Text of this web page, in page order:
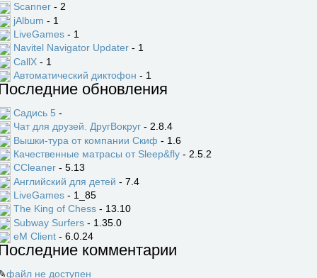
Scanner - 2
jAlbum - 1
LiveGames - 1
Navitel Navigator Updater - 1
CallX - 1
Автоматический диктофон - 1
обновления
Садись 5 -
Чат для друзей. ДругВокруг - 2.8.4
Вышки-тура от компании Скиф - 1.6
Качественные матрасы от Sleep&fly - 2.5.2
CCleaner - 5.13
Английский для детей - 7.4
LiveGames - 1_85
The King of Chess - 13.10
Subway Surfers - 1.35.0
eM Client - 6.0.24
комментарии
файл не доступен